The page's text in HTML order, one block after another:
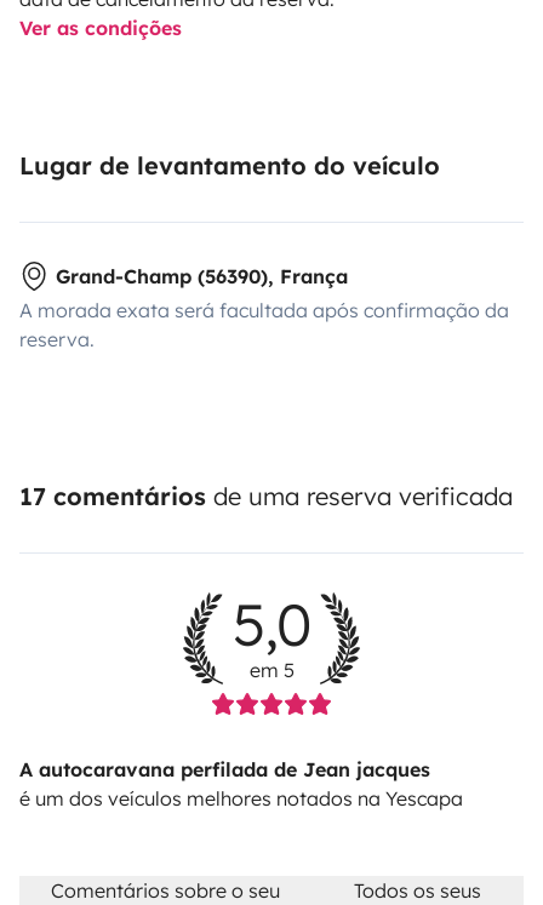
Ver as condições
Lugar de levantamento do veículo
Grand-Champ (56390), França
A morada exata será facultada após confirmação da
reserva.
17 comentários de uma reserva verificada
5,0
em 5
A autocaravana perfilada de Jean jacques
é um dos veículos melhores notados na Yescapa
Comentários sobre o seu
Todos os seus